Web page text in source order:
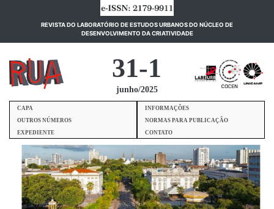
REVISTA DO LABORATÓRIO DE ESTUDOS URBANOS DO NÚCLEO DE
DESENVOLVIMENTO DA CRIATIVIDADE(current)
31-1
junho/2025
CAPA
INFORMAÇÕES
OUTROS NÚMEROS
NORMAS PARA PUBLICAÇÃO
EXPEDIENTE
CONTATO